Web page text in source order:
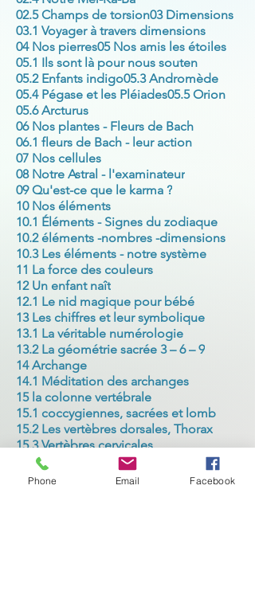
02.5 Champs de torsion03 Dimensions
03.1 Voyager à travers dimensions
04 Nos pierres05 Nos amis les étoiles
05.1 Ils sont là pour nous souten
05.2 Enfants indigo05.3 Andromède
05.4 Pégase et les Pléiades05.5 Orion
05.6 Arcturus
06 Nos plantes - Fleurs de Bach
06.1 fleurs de Bach - leur action
07 Nos cellules
08 Notre Astral - l'examinateur
09 Qu'est-ce que le karma ?
10 Nos éléments
10.1 Éléments - Signes du zodiaque
10.2 éléments -nombres -dimensions
10.3 Les éléments - notre système
11 La force des couleurs
12 Un enfant naît
12.1 Le nid magique pour bébé
13 Les chiffres et leur symbolique
13.1 La véritable numérologie
13.2 La géométrie sacrée 3 – 6 – 9
14 Archange
14.1 Méditation des archanges
15 la colonne vertébrale
15.1 coccygiennes, sacrées et lomb
15.2 Les vertèbres dorsales, Thorax
15.3 Vertèbres cervicales
16 Les abeilles – enfants du soleil
17 Matrice génétique et énergétique
Phone Email Facebook